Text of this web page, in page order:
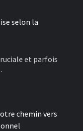
selon la
et parfois
chemin vers